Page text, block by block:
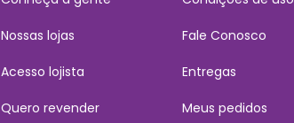
Nossas lojas
Acesso lojista
Quero revender
Fale Conosco
Entregas
Meus pedidos